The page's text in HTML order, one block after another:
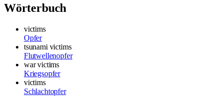
Wörterbuch
victims
Opfer
tsunami victims
Flutwellenopfer
war victims
Kriegsopfer
victims
Schlachtopfer